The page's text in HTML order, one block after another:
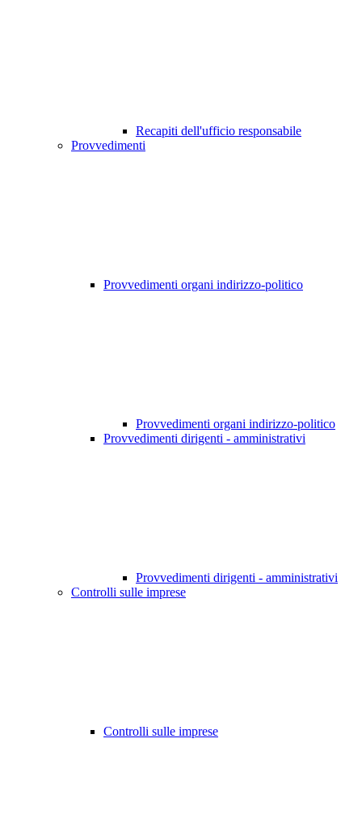
Recapiti dell'ufficio responsabile
Provvedimenti
Provvedimenti organi indirizzo-politico
Provvedimenti organi indirizzo-politico
Provvedimenti dirigenti - amministrativi
Provvedimenti dirigenti - amministrativi
Controlli sulle imprese
Controlli sulle imprese